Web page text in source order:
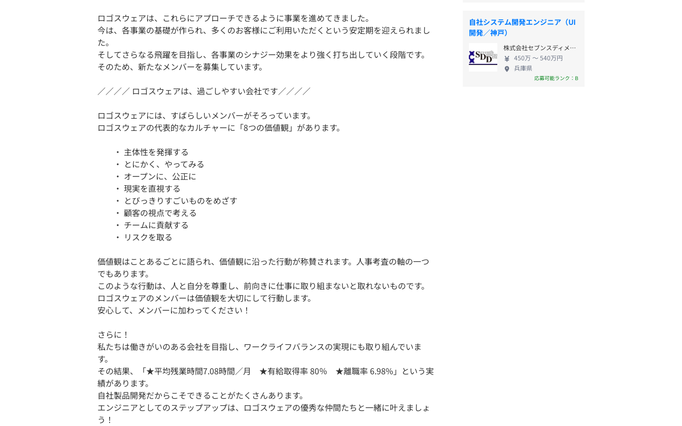
ロゴスウェアは、これらにアプローチできるように事業を進めてきました。
今は、各事業の基礎が作られ、多くのお客様にご利用いただくという安定期を迎えられまし
た。
そしてさらなる飛躍を目指し、各事業のシナジー効果をより強く打ち出していく段階です。
そのため、新たなメンバーを募集しています。
／／／／ ロゴスウェアは、過ごしやすい会社です／／／／
ロゴスウェアには、すばらしいメンバーがそろっています。
ロゴスウェアの代表的なカルチャーに「8つの価値観」があります。
・ 主体性を発揮する
・ とにかく、やってみる
・ オープンに、公正に
・ 現実を直視する
・ とびっきりすごいものをめざす
・ 顧客の視点で考える
・ チームに貢献する
・ リスクを取る
価値観はことあるごとに語られ、価値観に沿った行動が称賛されます。人事考査の軸の一つ
でもあります。
このような行動は、人と自分を尊重し、前向きに仕事に取り組まないと取れないものです。
ロゴスウェアのメンバーは価値観を大切にして行動します。
安心して、メンバーに加わってください！
さらに！
私たちは働きがいのある会社を目指し、ワークライフバランスの実現にも取り組んでいま
す。
その結果、「★平均残業時間7.08時間／月 ★有給取得率 80％ ★離職率 6.98%」という実
績があります。
自社製品開発だからこそできることがたくさんあります。
エンジニアとしてのステップアップは、ロゴスウェアの優秀な仲間たちと一緒に叶えましょ
う！
自社システム開発エンジニア（UI
開発／神戸）
株式会社セブンスディメンジョンデザイン
450万 〜 540万円
兵庫県
応募可能ランク：B